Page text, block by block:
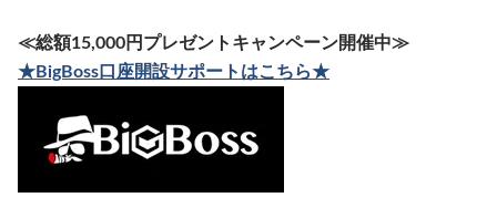
≪総額15,000円プレゼントキャンペーン開催中≫
★BigBoss口座開設サポートはこちら★